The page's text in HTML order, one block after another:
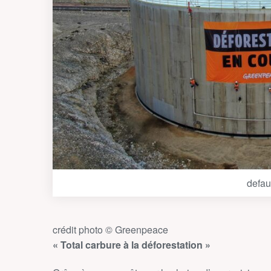
crédit photo © Greenpeace
« Total carbure à la déforestation »